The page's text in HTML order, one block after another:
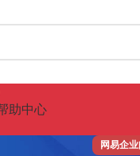
助中心
网易企